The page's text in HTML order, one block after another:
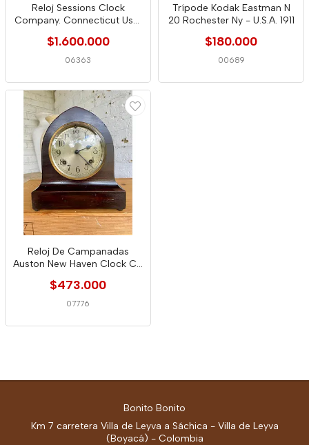
Reloj Sessions Clock
Company. Connecticut Usa,
$1.600.000
06363
Trípode Kodak Eastman N
20 Rochester Ny - U.S.A. 1911
$180.000
00689
Reloj De Campanadas
Auston New Haven Clock Co
$473.000
07776
Bonito Bonito
Km 7 carretera Villa de Leyva a Sáchica - Villa de Leyva
(Boyacá) - Colombia